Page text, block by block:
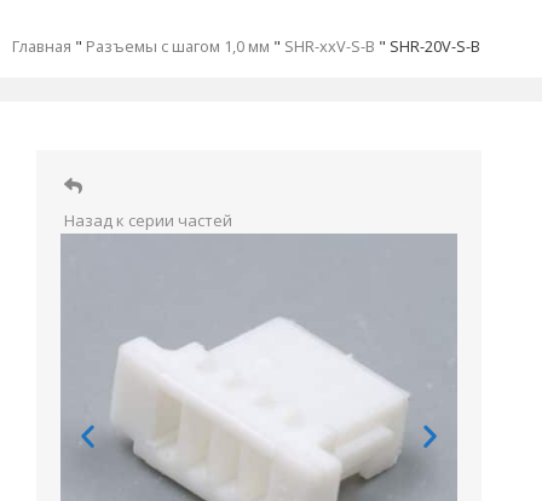
Главная " Разъемы с шагом 1,0 мм " SHR-xxV-S-B " SHR-20V-S-B
Назад к серии частей